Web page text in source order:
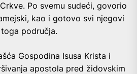
Po svemu sudeći, govorio
kao i gotovo svi njegovi
područja.
Gospodina Isusa Krista i
apostola pred židovskim